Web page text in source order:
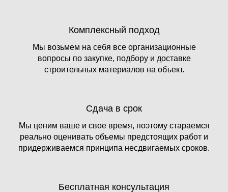
Комплексный подход
Мы возьмем на себя все организационные
вопросы по закупке, подбору и доставке
строительных материалов на объект.
Сдача в срок
Мы ценим ваше и свое время, поэтому стараемся
реально оценивать объемы предстоящих работ и
придерживаемся принципа несдвигаемых сроков.
Бесплатная консультация